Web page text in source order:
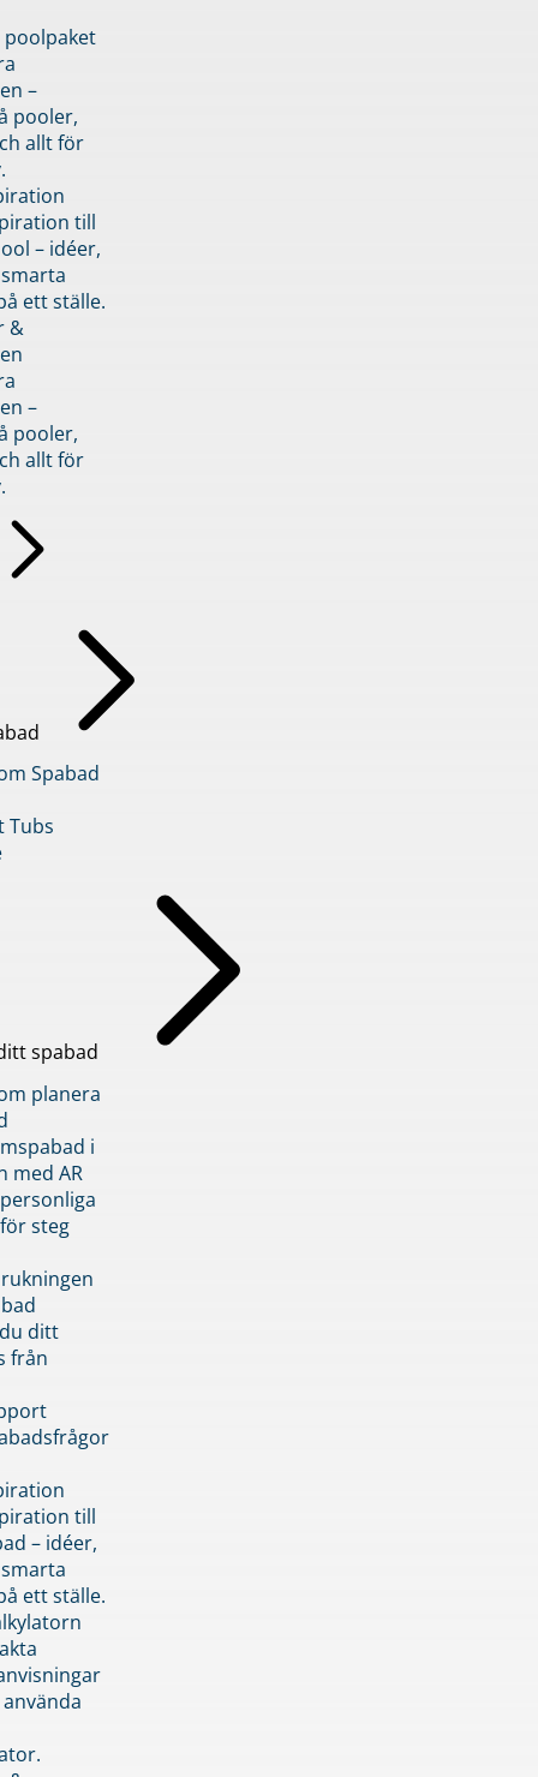
–
pooler,
allt för
till
– idéer,
ett ställe.
&
–
pooler,
allt för
Spabad
Tubs
spabad
planera
i
med AR
steg
ditt
från
till
– idéer,
ett ställe.